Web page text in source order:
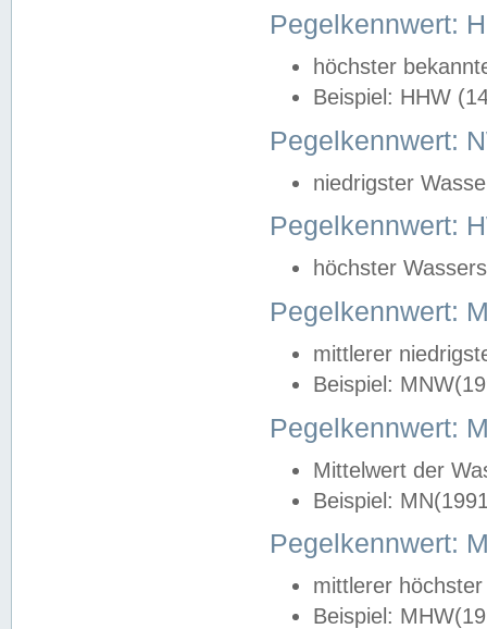
Pegelkennwert:
höchster
Beispiel: HHW
Pegelkennwert:
niedrigster
Pegelkennwert:
höchster
Pegelkennwert:
mittlerer
Beispiel:
Pegelkennwert:
Mittelwert der
Beispiel:
Pegelkennwert:
mittlerer
Beispiel: